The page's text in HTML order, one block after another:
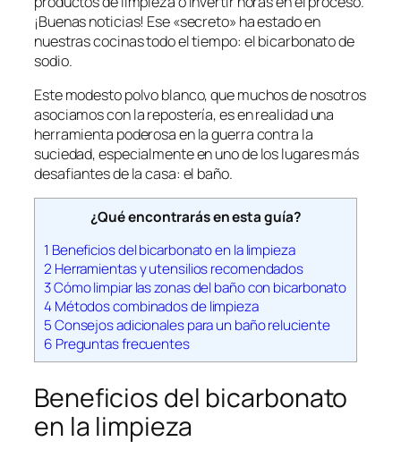
¡Buenas noticias! Ese «secreto» ha estado en
nuestras cocinas todo el tiempo: el bicarbonato de
sodio.
Este modesto polvo blanco, que muchos de nosotros
asociamos con la repostería, es en realidad una
herramienta poderosa en la guerra contra la
suciedad, especialmente en uno de los lugares más
desafiantes de la casa: el baño.
¿Qué encontrarás en esta guía?
1 Beneficios del bicarbonato en la limpieza
2 Herramientas y utensilios recomendados
3Cómo limpiar las zonas del baño con bicarbonato
4Métodos combinados de limpieza
5Consejos adicionales para un baño reluciente
6 Preguntas frecuentes
Beneficios del bicarbonato
en la limpieza